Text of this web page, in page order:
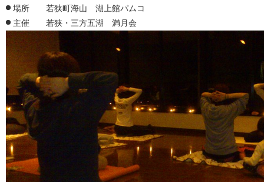
場所 若狭町海山 湖上館パムコ
主催 若狭・三方五湖 満月会